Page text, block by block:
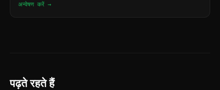
अन्वेषण करें →
पढ़ते रहते हैं